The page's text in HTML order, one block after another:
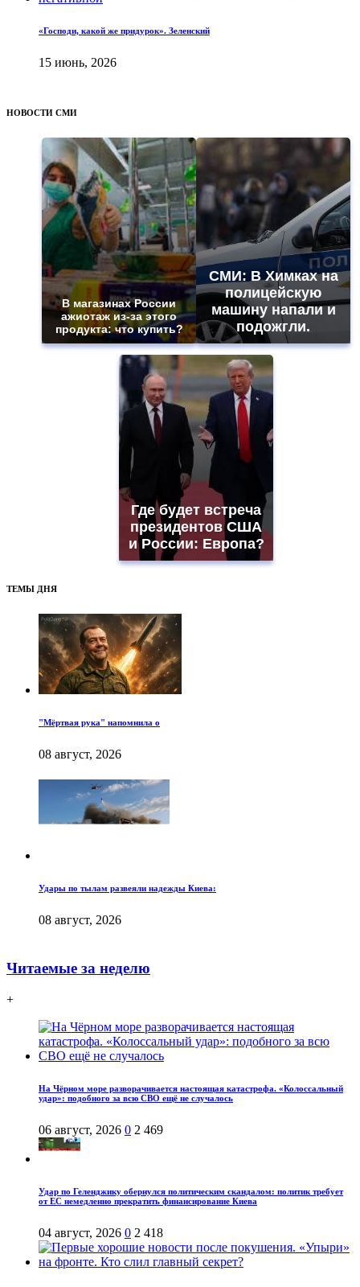
«Господи, какой же придурок». Зеленский
15 июнь, 2026
НОВОСТИ СМИ
В магазинах России
ажиотаж из-за этого
продукта: что купить?
СМИ: В Химках на
полицейскую
машину напали и
подожгли.
Где будет встреча
президентов США
и России: Европа?
ТЕМЫ ДНЯ
"Мёртвая рука" напомнила о
08 август, 2026
Удары по тылам развеяли надежды Киева:
08 август, 2026
Читаемые за неделю
+
На Чёрном море разворачивается настоящая катастрофа. «Колоссальный
удар»: подобного за всю СВО ещё не случалось
06 август, 2026 0 2 469
Удар по Геленджику обернулся политическим скандалом: политик требует
от ЕС немедленно прекратить финансирование Киева
04 август, 2026 0 2 418